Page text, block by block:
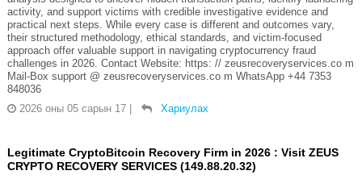
activity, and support victims with credible investigative evidence and
practical next steps. While every case is different and outcomes vary,
their structured methodology, ethical standards, and victim-focused
approach offer valuable support in navigating cryptocurrency fraud
challenges in 2026. Contact Website: https: // zeusrecoveryservices.co m
Mail-Box support @ zeusrecoveryservices.co m WhatsApp +44 7353
848036
2026 оны 05 сарын 17
Хариулах
Legitimate CryptoBitcoin Recovery Firm in 2026 : Visit ZEUS
CRYPTO RECOVERY SERVICES (149.88.20.32)